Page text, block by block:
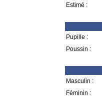
Estimé :
Pupille :
Poussin :
Masculin :
Féminin :